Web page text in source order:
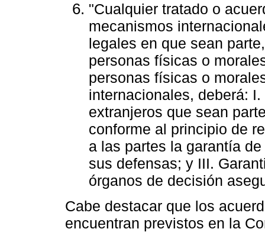
"Cualquier tratado o
mecanismos
legales en que sean
personas físicas o
personas físicas o
internacionales, deberá:
extranjeros que sean
conforme al principio de
a las partes la garantía
sus defensas; y III.
órganos de decisión
Cabe destacar que los
encuentran previstos en la